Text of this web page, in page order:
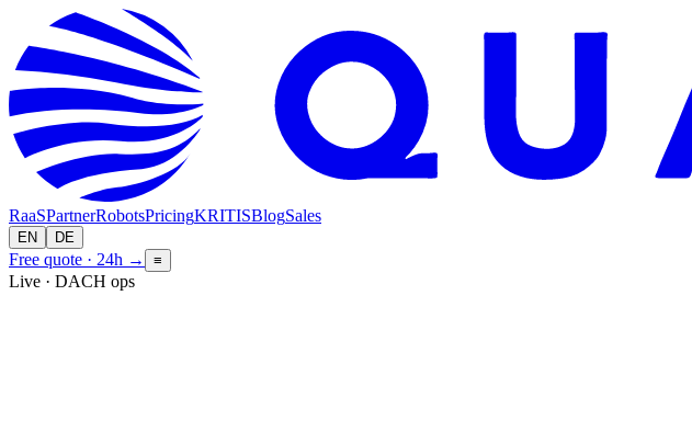
RaaSPartnerRobotsPricingKRITISBlogSales
EN DE
Free quote · 24h → ≡
Live · DACH ops